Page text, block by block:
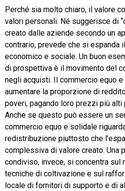
Perché sia molto chiaro, il valore
valori personali. Né suggerisce di
creato dalle aziende secondo un
contrario, prevede che si espanda
economico e sociale. Un buon
di prospettiva è il movimento del
negli acquisti. Il commercio equo
aumentare la proporzione di
poveri, pagando loro prezzi più
Anche se questo può essere un
commercio equo e solidale
redistribuzione piuttosto che
complessiva di valore creato. Una
condiviso, invece, si concentra sul
tecniche di coltivazione e sul
locale di fornitori di supporto e di